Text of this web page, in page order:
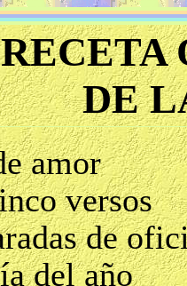
DE
amor
versos
de
del año